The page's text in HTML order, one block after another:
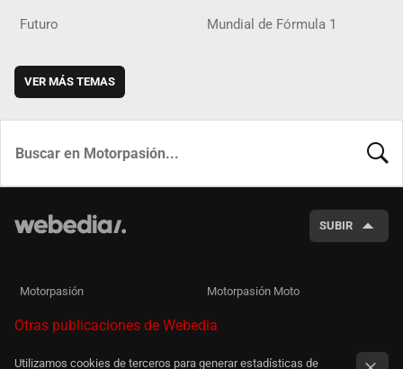
Futuro Mundial de Fórmula 1
VER MÁS TEMAS
SUBIR
Motorpasión Motorpasión Moto
Otras publicaciones de Webedia
Utilizamos cookies de terceros para generar estadísticas de